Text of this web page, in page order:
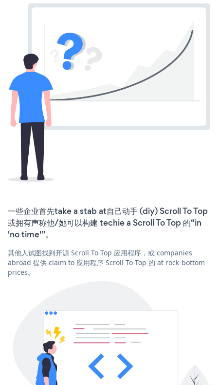
一些企业首先take a stab at自己动手 (diy) Scroll To Top
或拥有声称他/她可以构建 techie a Scroll To Top 的“in
'no time'”。
其他人试图找到开源 Scroll To Top 应用程序，或 companies
abroad 提供 claim to 应用程序 Scroll To Top 的 at rock-bottom
prices。